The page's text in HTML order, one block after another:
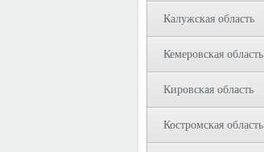
Калужская область
Кемеровская область
Кировская область
Костромская область